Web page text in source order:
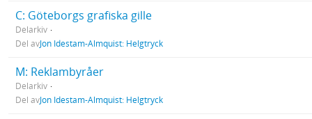
C: Göteborgs grafiska gille
Delarkiv
Del avJon Idestam-Almquist: Helgtryck
M: Reklambyråer
Delarkiv
Del avJon Idestam-Almquist: Helgtryck